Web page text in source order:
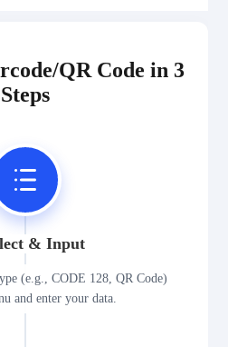
QR Code in 3
Steps
& Input
(e.g., CODE 128, QR Code)
and enter your data.